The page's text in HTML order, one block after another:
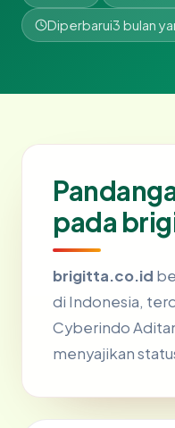
Diperbarui3 bulan
pada
brigitta.co.id
di Indonesia,
Cyberindo
menyajikan